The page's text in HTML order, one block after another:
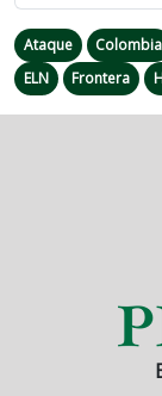
Ataque Colombia
ELN
Frontera